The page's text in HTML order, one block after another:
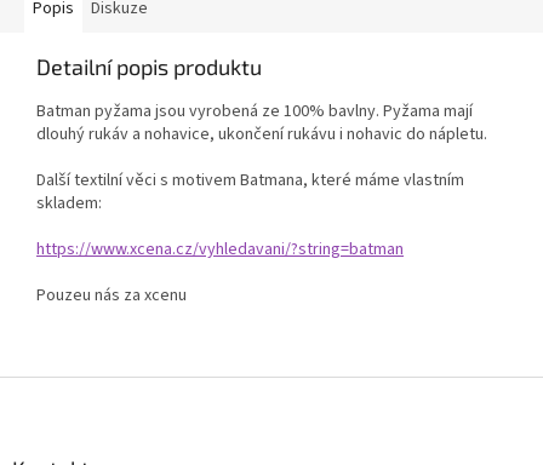
Popis Diskuze
Detailní popis produktu
Batman pyžama jsou vyrobená ze 100% bavlny. Pyžama mají
dlouhý rukáv a nohavice, ukončení rukávu i nohavic do nápletu.
Další textilní věci s motivem Batmana, které máme vlastním
skladem:
https://www.xcena.cz/vyhledavani/?string=batman
Pouzeu nás za xcenu